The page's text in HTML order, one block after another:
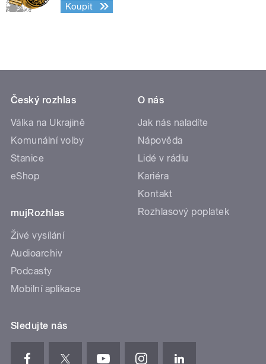
Koupit
Český rozhlas
Válka na Ukrajině
Komunální volby
Stanice
eShop
mujRozhlas
Živé vysílání
Audioarchiv
Podcasty
Mobilní aplikace
O nás
Jak nás naladíte
Nápověda
Lidé v rádiu
Kariéra
Kontakt
Rozhlasový poplatek
Sledujte nás